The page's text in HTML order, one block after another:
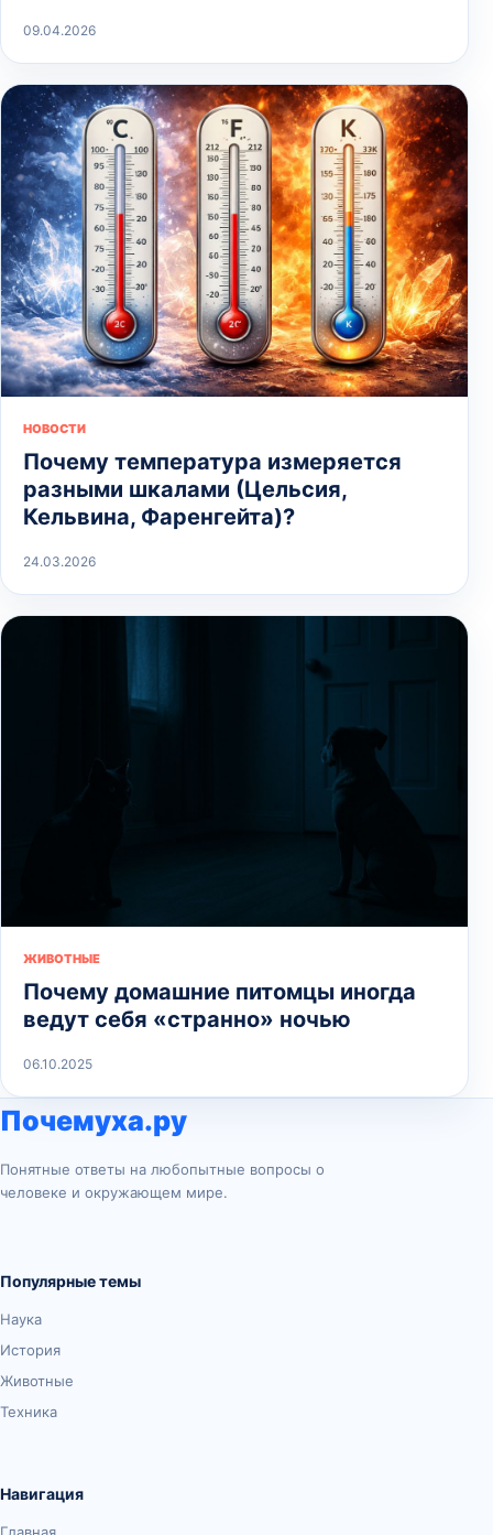
09.04.2026
НОВОСТИ
Почему температура измеряется
разными шкалами (Цельсия,
Кельвина, Фаренгейта)?
24.03.2026
ЖИВОТНЫЕ
Почему домашние питомцы иногда
ведут себя «странно» ночью
06.10.2025
Почемуха.ру
Понятные ответы на любопытные вопросы о
человеке и окружающем мире.
Популярные темы
Наука
История
Животные
Техника
Навигация